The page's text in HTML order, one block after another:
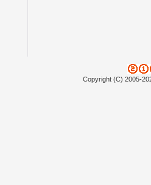
Copyright (C) 2005-